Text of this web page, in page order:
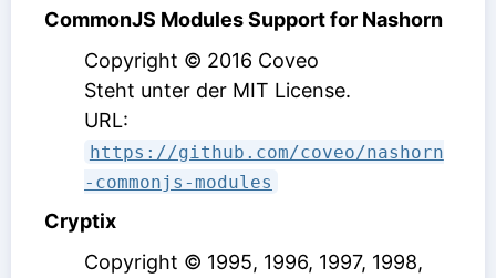
CommonJS Modules Support for Nashorn
Copyright © 2016 Coveo
Steht unter der MIT License.
URL:
https://github.com/coveo/nashorn
-commonjs-modules
Cryptix
Copyright © 1995, 1996, 1997, 1998,